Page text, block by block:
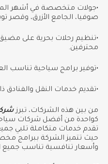
•جولات متخصصة في أشهر
صوفيا، الجامع الأزرق، وقصر
•تنظيم رحلات بحرية على
محترفين.
•توفير برامج سياحية تناسب
•تقديم خدمات النقل والفنادق
من بين هذه الشركات، تبرز
كواحدة من أفضل شركات
تقدم خدمات متكاملة تلبي
حيث تتميز الشركة ببرامج
وأسعار تنافسية تناسب جميع